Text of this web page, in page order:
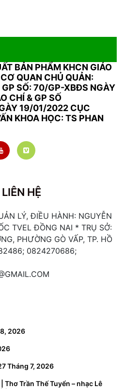
BẢN PHẨM KHCN GIÁO
CƠ QUAN CHỦ QUẢN:
SỐ: 70/GP-XBĐS NGÀY
CHÍ & GP SỐ
19/01/2022 CỤC
KHOA HỌC: TS PHAN
HỆ
LÝ, ĐIỀU HÀNH: NGUYỄN
TVEL ĐỒNG NAI * TRỤ SỞ:
PHƯỜNG GÒ VẤP, TP. HỒ
0824270686;
2026
Tháng 7, 2026
Thơ Trần Thế Tuyển – nhạc Lê